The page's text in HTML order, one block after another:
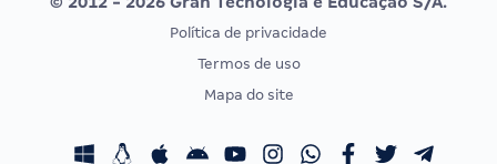
Vunesp
CONCURSOS POR PROFISSÃO
Concursos Fiscais
EXAME DE ORDEM
Calendário OAB
Política de privacidade
Termos de uso
Mapa do site